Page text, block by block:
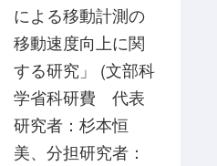
による移動計測の
移動速度向上に関
する研究」 (文部科
学省科研費 代表
研究者：杉本恒
美、分担研究者：